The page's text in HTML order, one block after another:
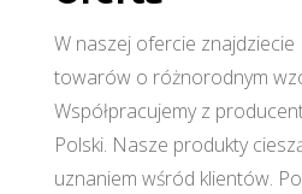
W naszej ofercie znajdziecie
towarów o różnorodnym
Współpracujemy z
Polski. Nasze produkty
uznaniem wśród klientów.